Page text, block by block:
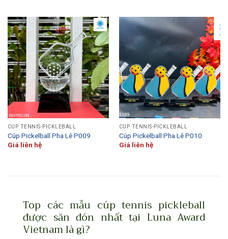
CÚP TENNIS-PICKLEBALL
Cúp Pickelball Pha Lê P009
Giá liên hệ
CÚP TENNIS-PICKLEBALL
Cúp Pickelball Pha Lê P010
Giá liên hệ
Top các mẫu cúp tennis pickleball
được săn đón nhất tại Luna Award
Vietnam là gì?